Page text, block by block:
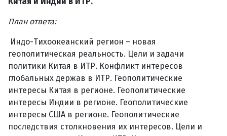
План ответа:
Индо-Тихоокеанский регион – новая
геополитическая реальность. Цели и задачи
политики Китая в ИТР. Конфликт интересов
глобальных держав в ИТР. Геополитические
интересы Китая в регионе. Геополитические
интересы Индии в регионе. Геополитические
интересы США в регионе. Геополитические
последствия столкновения их интересов. Цели и